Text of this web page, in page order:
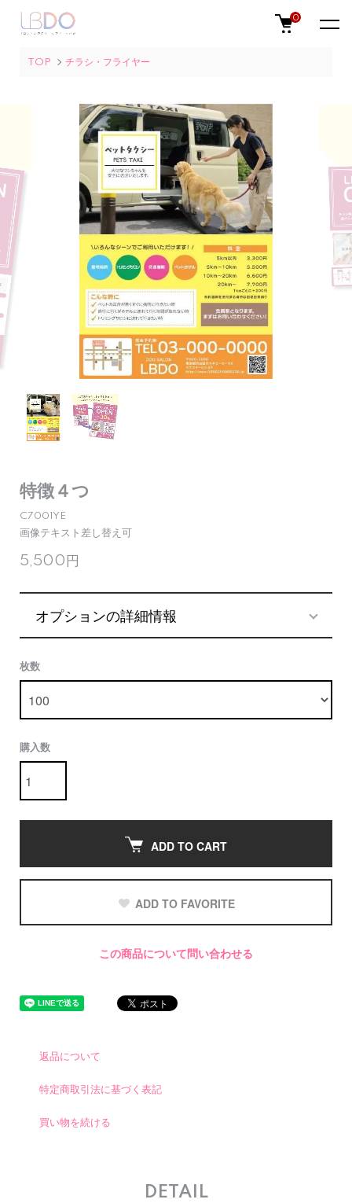
0
TOP チラシ・フライヤー
特徴４つ
C7001YE
画像テキスト差し替え可
5,500円
オプションの詳細情報
枚数
購入数
ADD TO CART
ADD TO FAVORITE
この商品について問い合わせる
返品について
特定商取引法に基づく表記
買い物を続ける
DETAIL